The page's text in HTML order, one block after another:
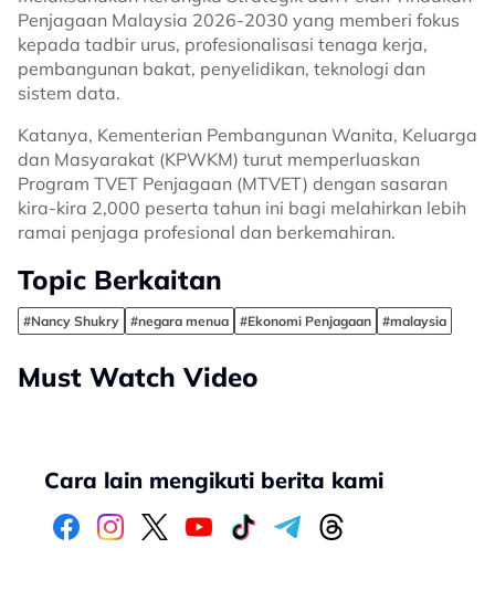
Penjagaan Malaysia 2026-2030 yang memberi fokus
kepada tadbir urus, profesionalisasi tenaga kerja,
pembangunan bakat, penyelidikan, teknologi dan
sistem data.
Katanya, Kementerian Pembangunan Wanita, Keluarga
dan Masyarakat (KPWKM) turut memperluaskan
Program TVET Penjagaan (MTVET) dengan sasaran
kira-kira 2,000 peserta tahun ini bagi melahirkan lebih
ramai penjaga profesional dan berkemahiran.
Topic Berkaitan
#Nancy Shukry #negara menua #Ekonomi Penjagaan #malaysia
Must Watch Video
Cara lain mengikuti berita kami